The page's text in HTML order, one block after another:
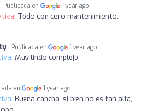
Publicada en 1 year ago
Todo con cero mantenimiento.
Publicada en 1 year ago
Muy lindo complejo
en 1 year ago
Buena cancha, si bien no es tan alta,